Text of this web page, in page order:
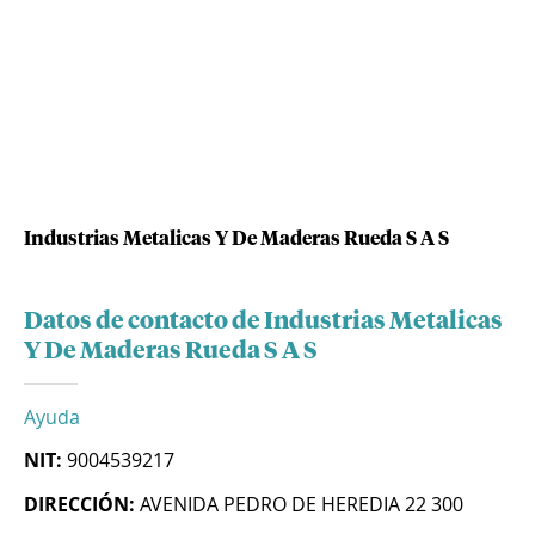
Industrias Metalicas Y De Maderas Rueda S A S
Datos de contacto de Industrias Metalicas
Y De Maderas Rueda S A S
Ayuda
NIT: 9004539217
DIRECCIÓN: AVENIDA PEDRO DE HEREDIA 22 300